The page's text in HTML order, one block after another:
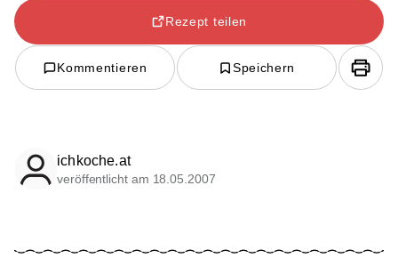
Rezept teilen
Kommentieren Speichern
ichkoche.at
veröffentlicht am 18.05.2007